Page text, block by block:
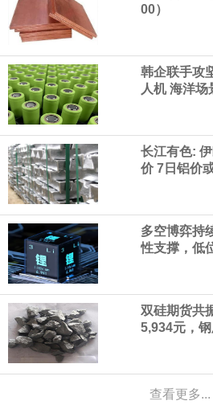
进一步扩大全年营运成果。
美国国会预算办公室（CBO）于
计划建造的15艘核动力“特朗普
到采购的总费用可能高达2750亿
面战舰项目之一。 根据CBO的
后续14艘平均每艘约180亿美元
黄金价格有望录得自今年1月以
供支撑，同时投资者正等待美国
景的线索。StoneX高级分析师马
令市场通胀预期下降，推动黄金
00）
韩企联手攻
人机 海洋
长江有色:
价 7日铝价
多空博弈持
性支撑，低
双硅期货共
5,934元，
查看更多...